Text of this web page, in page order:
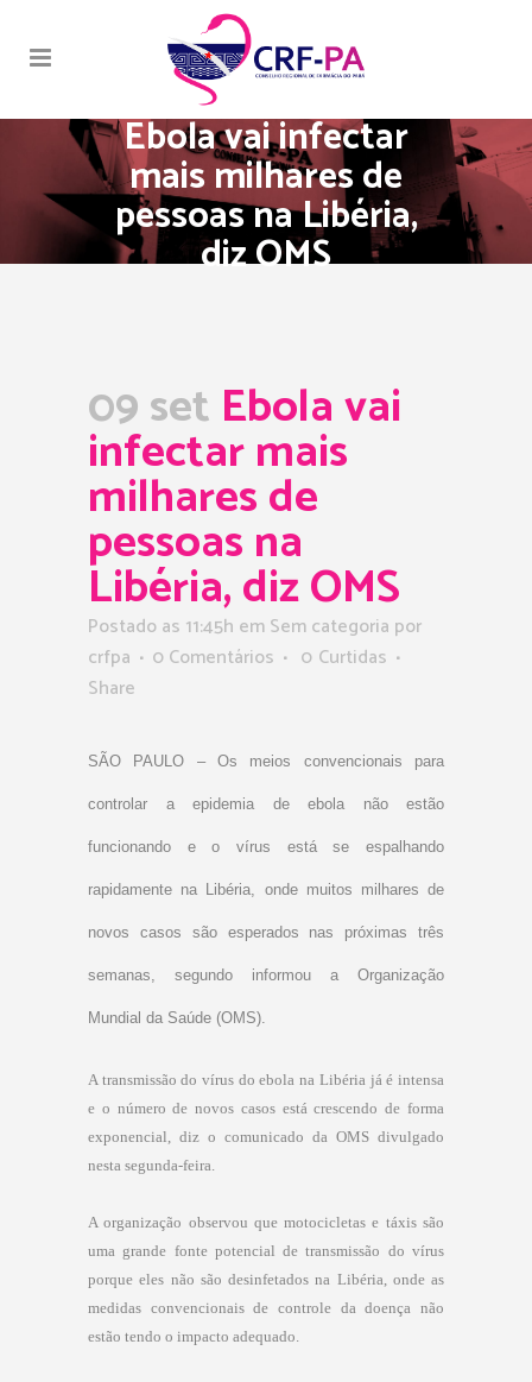
Ebola vai infectar
mais milhares de
pessoas na Libéria,
diz OMS
09 set Ebola vai
infectar mais
milhares de
pessoas na
Libéria, diz OMS
Postado as 11:45h em Sem categoria por
crfpa
0 Comentários 0 Curtidas
Share
SÃO PAULO – Os meios convencionais para
controlar a epidemia de ebola não estão
funcionando e o vírus está se espalhando
rapidamente na Libéria, onde muitos milhares de
novos casos são esperados nas próximas três
semanas, segundo informou a Organização
Mundial da Saúde (OMS).
A transmissão do vírus do ebola na Libéria já é intensa
e o número de novos casos está crescendo de forma
exponencial, diz o comunicado da OMS divulgado
nesta segunda-feira.
A organização observou que motocicletas e táxis são
uma grande fonte potencial de transmissão do vírus
porque eles não são desinfetados na Libéria, onde as
medidas convencionais de controle da doença não
estão tendo o impacto adequado.